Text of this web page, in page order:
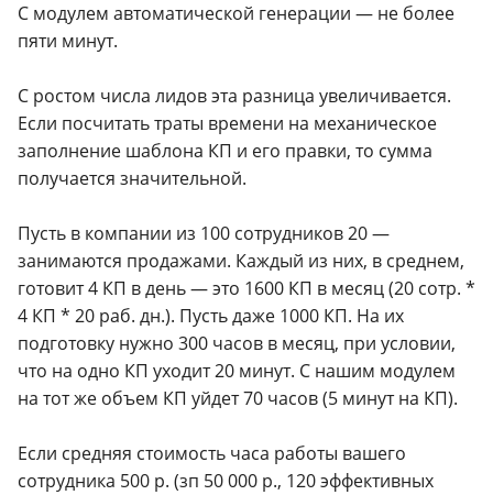
С модулем автоматической генерации — не более
пяти минут.
С ростом числа лидов эта разница увеличивается.
Если посчитать траты времени на механическое
заполнение шаблона КП и его правки, то сумма
получается значительной.
Пусть в компании из 100 сотрудников 20 —
занимаются продажами. Каждый из них, в среднем,
готовит 4 КП в день — это 1600 КП в месяц (20 сотр. *
4 КП * 20 раб. дн.). Пусть даже 1000 КП. На их
подготовку нужно 300 часов в месяц, при условии,
что на одно КП уходит 20 минут. С нашим модулем
на тот же объем КП уйдет 70 часов (5 минут на КП).
Если средняя стоимость часа работы вашего
сотрудника 500 р. (зп 50 000 р., 120 эффективных